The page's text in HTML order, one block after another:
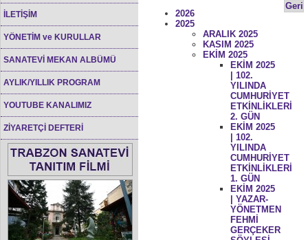
İLETİŞİM
YÖNETİM ve KURULLAR
SANATEVİ MEKAN ALBÜMÜ
AYLIK/YILLIK PROGRAM
YOUTUBE KANALIMIZ
ZİYARETÇİ DEFTERİ
Geri
2026
2025
ARALIK 2025
KASIM 2025
EKİM 2025
EKİM 2025
| 102.
YILINDA
CUMHURİYET
ETKİNLİKLERİ
2. GÜN
EKİM 2025
| 102.
YILINDA
CUMHURİYET
ETKİNLİKLERİ
1. GÜN
EKİM 2025
| YAZAR-
YÖNETMEN
FEHMİ
GERÇEKER